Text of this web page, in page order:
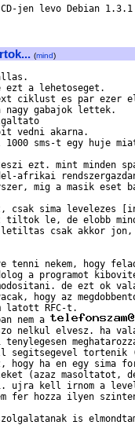
jen levo Debian
(mind)
ezt a lehetoseget.
ciklust es par ezer
nagy gabajok lettek.
vedni akarna.
1000 sms-t egy huje
teszi ezt. mint minden
afrikai
mig a masik eset
t, csak sima
le, de elobb
csak akkor jon,
tenni nekem, hogy
a programot
de ezt ok
hogy az
latott RFC-t.
nem a
nelkul elvesz. ha
segitsegevel
ha en egy sima
(azaz masoltatot,
ujra kell irnom a
fer hozza ilyen
is